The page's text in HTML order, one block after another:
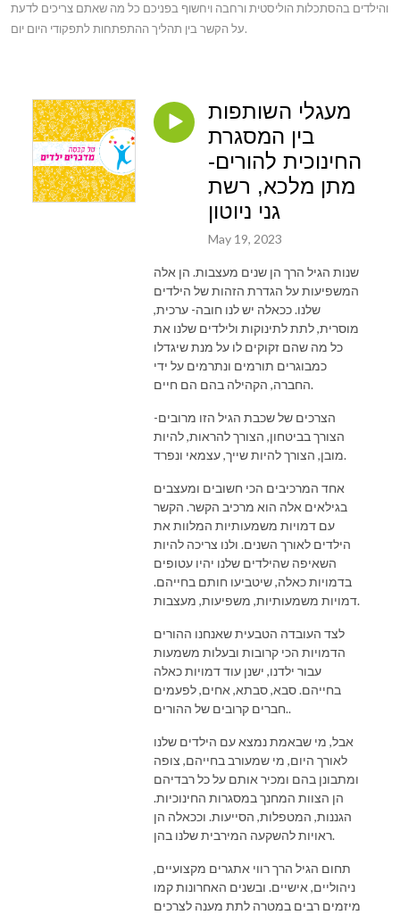
והילדים בהסתכלות הוליסטית ורחבה ויחשוף בפניכם כל מה שאתם צריכים לדעת
על הקשר בין תהליך ההתפתחות לתפקודי היום יום.
מעגלי השותפות
בין המסגרת
החינוכית להורים-
מתן מלכא, רשת
גני ניוטון
May 19, 2023
שנות הגיל הרך הן שנים מעצבות. הן אלה
המשפיעות על הגדרת הזהות של הילדים
שלנו. ככאלה יש לנו חובה- ערכית,
מוסרית, לתת לתינוקות ולילדים שלנו את
כל מה שהם זקוקים לו על מנת שיגדלו
כמבוגרים תורמים ונתרמים על ידי
החברה, הקהילה בהם הם חיים.
הצרכים של שכבת הגיל הזו מרובים-
הצורך בביטחון, הצורך להראות, להיות
מובן, הצורך להיות שייך, עצמאי ונפרד.
אחד המרכיבים הכי חשובים ומעצבים
בגילאים אלה הוא מרכיב הקשר. הקשר
עם דמויות משמעותיות המלוות את
הילדים לאורך השנים. ולנו צריכה להיות
השאיפה שהילדים שלנו יהיו עטופים
בדמויות כאלה, שיטביעו חותם בחייהם.
דמויות משמעותיות, משפיעות, מעצבות.
לצד העובדה הטבעית שאנחנו ההורים
הדמויות הכי קרובות ובעלות משמעות
עבור ילדנו, ישנן עוד דמויות כאלה
בחייהם. סבא, סבתא, אחים, לפעמים
חברים קרובים של ההורים..
אבל, מי שבאמת נמצא עם הילדים שלנו
לאורך היום, מי שמעורב בחייהם, צופה
ומתבונן בהם ומכיר אותם על כל רבדיהם
הן הצוות המחנך במסגרות החינוכיות.
הגננות, המטפלות, הסייעות. וככאלה הן
ראויות להשקעה המירבית שלנו בהן.
תחום הגיל הרך רווי אתגרים מקצועיים,
ניהוליים, אישיים. ובשנים האחרונות קמו
מיזמים רבים במטרה לתת מענה לצרכים